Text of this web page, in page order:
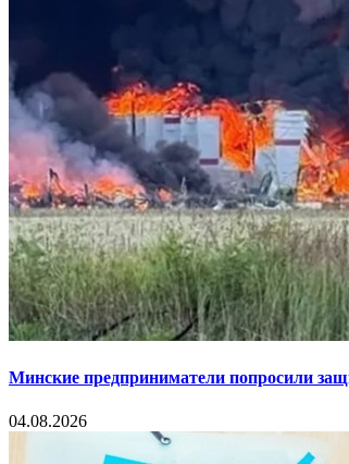
Минские предприниматели попросили
04.08.2026